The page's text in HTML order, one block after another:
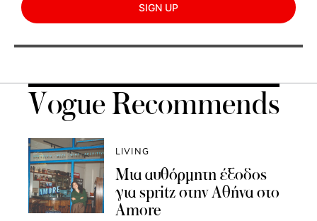
SIGN UP
Vogue Recommends
LIVING
Μια αυθόρμητη έξοδος
για spritz στην Αθήνα στο
Amore